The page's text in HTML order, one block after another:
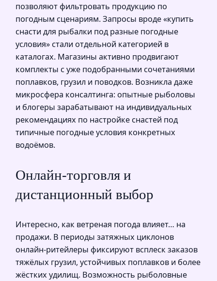
позволяют фильтровать продукцию по
погодным сценариям. Запросы вроде «купить
снасти для рыбалки под разные погодные
условия» стали отдельной категорией в
каталогах. Магазины активно продвигают
комплекты с уже подобранными сочетаниями
поплавков, грузил и поводков. Возникла даже
микросфера консалтинга: опытные рыболовы
и блогеры зарабатывают на индивидуальных
рекомендациях по настройке снастей под
типичные погодные условия конкретных
водоёмов.
Онлайн‑торговля и
дистанционный выбор
Интересно, как ветреная погода влияет… на
продажи. В периоды затяжных циклонов
онлайн‑ритейлеры фиксируют всплеск заказов
тяжёлых грузил, устойчивых поплавков и более
жёстких удилищ. Возможность рыболовные